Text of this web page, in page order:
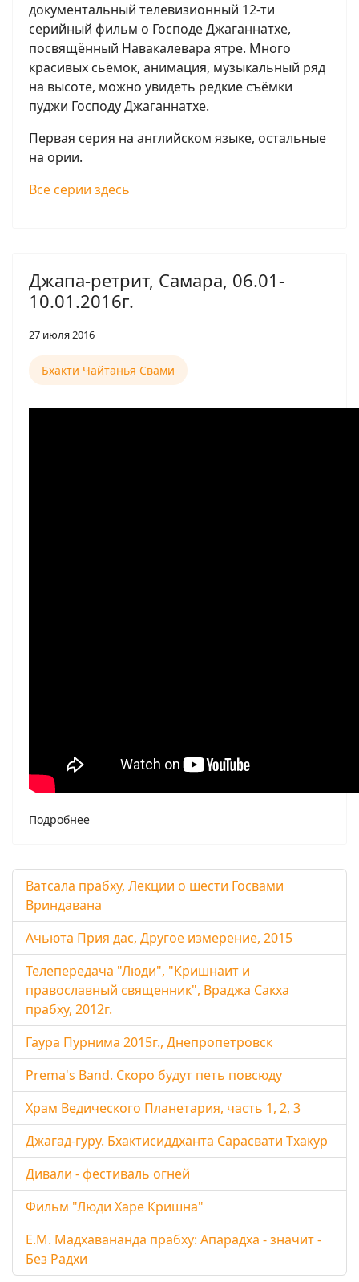
документальный телевизионный 12-ти
серийный фильм о Господе Джаганнатхе,
посвящённый Навакалевара ятре. Много
красивых сьёмок, анимация, музыкальный ряд
на высоте, можно увидеть редкие съёмки
пуджи Господу Джаганнатхе.
Первая серия на английском языке, остальные
на ории.
Все серии здесь
Джапа-ретрит, Самара, 06.01-
10.01.2016г.
27 июля 2016
Бхакти Чайтанья Свами
Подробнее
Ватсала прабху, Лекции о шести Госвами
Вриндавана
Ачьюта Прия дас, Другое измерение, 2015
Телепередача "Люди", "Кришнаит и
православный священник", Враджа Сакха
прабху, 2012г.
Гаура Пурнима 2015г., Днепропетровск
Prema's Band. Скоро будут петь повсюду
Храм Ведического Планетария, часть 1, 2, 3
Джагад-гуру. Бхактисиддханта Сарасвати Тхакур
Дивали - фестиваль огней
Фильм "Люди Харе Кришна"
Е.М. Мадхавананда прабху: Апарадха - значит -
Без Радхи